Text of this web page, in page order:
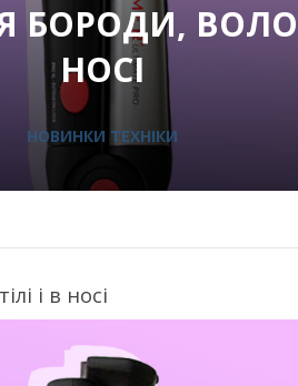
БОРОДИ,
НОСІ
НОВИНКИ ТЕХНІКИ
і в носі